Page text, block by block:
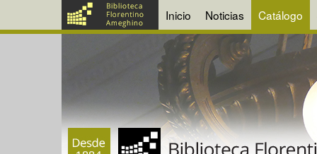
Inicio Noticias Catálogo